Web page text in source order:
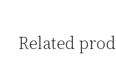
Related